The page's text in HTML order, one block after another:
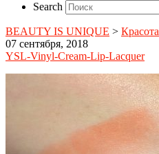
Search
BEAUTY IS UNIQUE > Красота
07 сентября, 2018
YSL-Vinyl-Cream-Lip-Lacquer